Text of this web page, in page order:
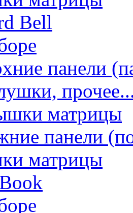
Bell
панели
матрицы
панели
матрицы